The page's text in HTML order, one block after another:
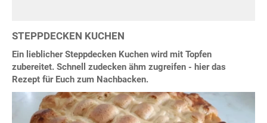
STEPPDECKEN KUCHEN
Ein lieblicher Steppdecken Kuchen wird mit Topfen
zubereitet. Schnell zudecken ähm zugreifen - hier das
Rezept für Euch zum Nachbacken.